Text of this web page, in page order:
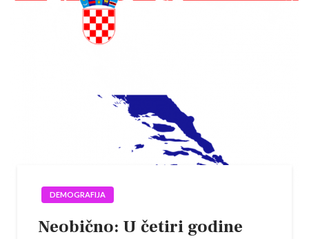
DEMOGRAFIJA
Neobično: U četiri godine